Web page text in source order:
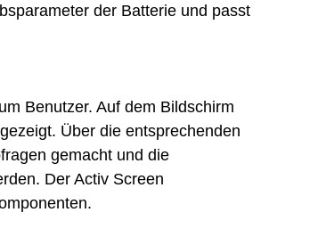
der Batterie und passt
Benutzer. Auf dem Bildschirm
Über die entsprechenden
gemacht und die
Der Activ Screen